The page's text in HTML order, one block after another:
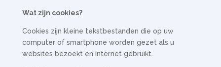
Wat zijn cookies?
Cookies zijn kleine tekstbestanden die op uw
computer of smartphone worden gezet als u
websites bezoekt en internet gebruikt.